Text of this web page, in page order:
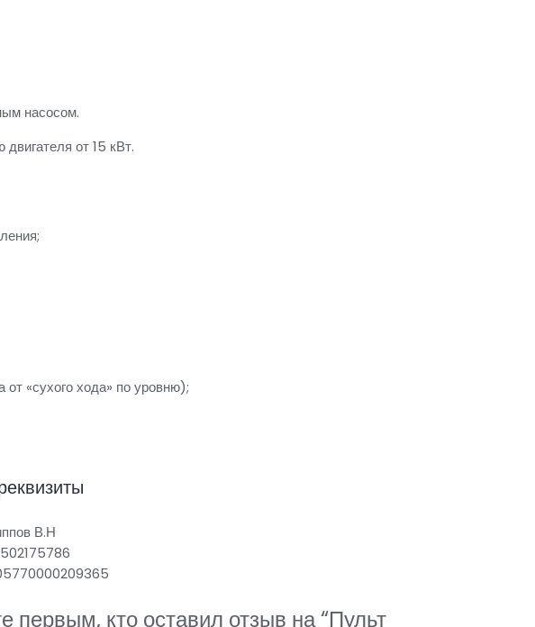
насосом.
от 15 кВт.
«сухого хода» по уровню);
первым, кто оставил отзыв на “Пульт
В.Н